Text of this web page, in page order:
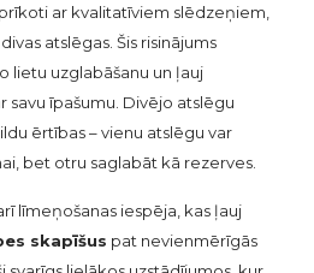
ar kvalitatīviem slēdzeņiem,
atslēgas. Šis risinājums
lietu uzglabāšanu un ļauj
savu īpašumu. Divējo atslēgu
ērtības – vienu atslēgu var
bet otru saglabāt kā rezerves.
līmeņošanas iespēja, kas ļauj
skapīšus pat nevienmērīgās